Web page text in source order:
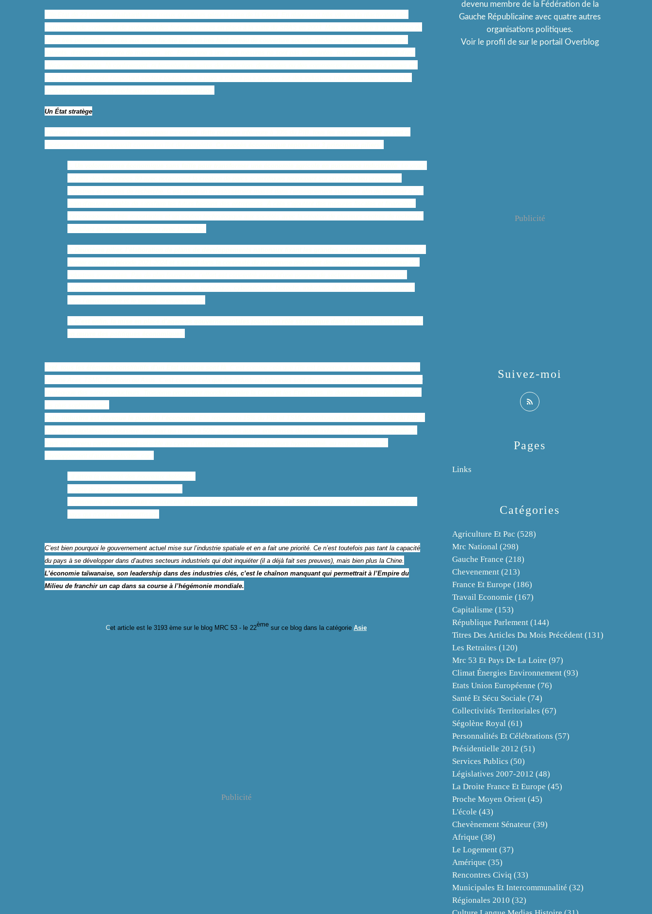
Un État stratège
C’est bien pourquoi le gouvernement actuel mise sur l’industrie spatiale et en a fait une priorité. Ce n’est toutefois pas tant la capacité
du pays à se développer dans d’autres secteurs industriels qui doit inquiéter (il a déjà fait ses preuves), mais bien plus la Chine.
L’économie taïwanaise, son leadership dans des industries clés, c’est le chaînon manquant qui permettrait à l’Empire du
Milieu de franchir un cap dans sa course à l’hégémonie mondiale.
Cet article est le 3193 ème sur le blog MRC 53 - le 22ème sur ce blog dans la catégorie Asie
Publicité
Catégories
Agriculture Et Pac (528)
Mrc National (298)
Gauche France (218)
Chevenement (213)
France Et Europe (186)
Travail Economie (167)
Capitalisme (153)
République Parlement (144)
Titres Des Articles Du Mois Précédent (131)
Les Retraites (120)
Mrc 53 Et Pays De La Loire (97)
Climat Énergies Environnement (93)
Etats Union Européenne (76)
Santé Et Sécu Sociale (74)
Collectivités Territoriales (67)
Ségolène Royal (61)
Personnalités Et Célébrations (57)
Présidentielle 2012 (51)
Services Publics (50)
Législatives 2007-2012 (48)
La Droite France Et Europe (45)
Proche Moyen Orient (45)
L'école (43)
Chevènement Sénateur (39)
Afrique (38)
Le Logement (37)
Amérique (35)
Rencontres Civiq (33)
Municipales Et Intercommunalité (32)
Régionales 2010 (32)
Pages
Links
devenu membre de la Fédération de la
Gauche Républicaine avec quatre autres
organisations politiques.
Voir le profil de sur le portail Overblog
Suivez-moi
Publicité